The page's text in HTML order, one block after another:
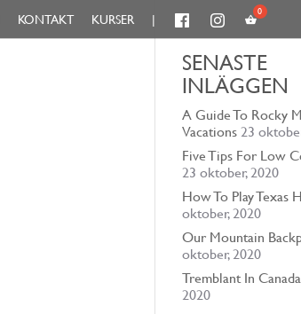
KONTAKT KURSER |
SENASTE
INLÄGGEN
A Guide To Rocky
Vacations 23
Five Tips For Low
23 oktober, 2020
How To Play Texas
oktober, 2020
Our Mountain
oktober, 2020
Tremblant In Canada
2020